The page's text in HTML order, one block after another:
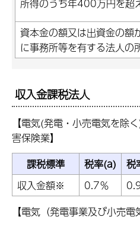
所得のうち年400万円を超
資本金の額又は出資金の
に事務所等を有する法人の
収入金課税法人
【電気(発電・小売電気を除
害保険業】
課税標準
税率(a) 税
収入金額※
0.7％
【電気（発電事業及び小売電